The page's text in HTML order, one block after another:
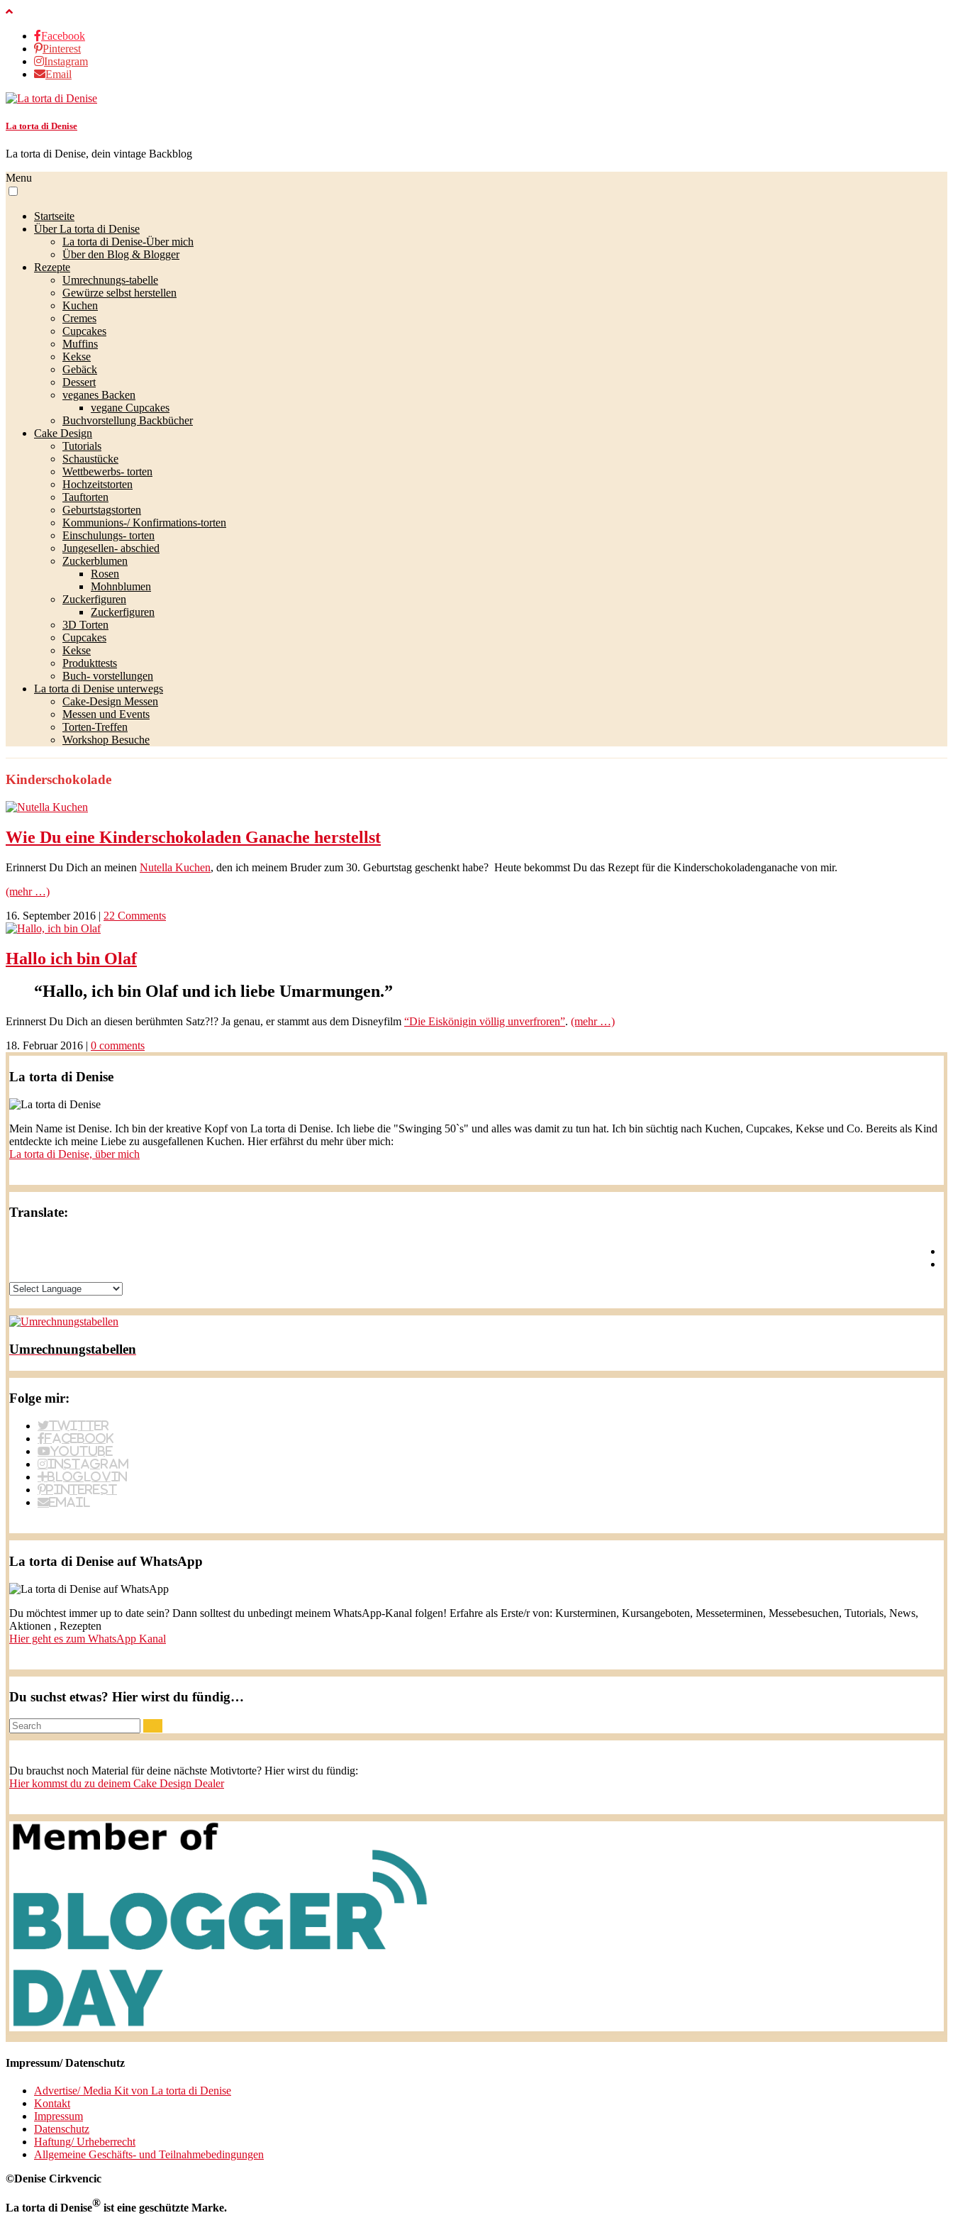
Facebook
Pinterest
Instagram
Email
La torta di Denise
La torta di Denise, dein vintage Backblog
Menu
Startseite
Über La torta di Denise
La torta di Denise-Über mich
Über den Blog & Blogger
Rezepte
Umrechnungs-tabelle
Gewürze selbst herstellen
Kuchen
Cremes
Cupcakes
Muffins
Kekse
Gebäck
Dessert
veganes Backen
vegane Cupcakes
Buchvorstellung Backbücher
Cake Design
Tutorials
Schaustücke
Wettbewerbs- torten
Hochzeitstorten
Tauftorten
Geburtstagstorten
Kommunions-/ Konfirmations-torten
Einschulungs- torten
Jungesellen- abschied
Zuckerblumen
Rosen
Mohnblumen
Zuckerfiguren
Zuckerfiguren
3D Torten
Cupcakes
Kekse
Produkttests
Buch- vorstellungen
La torta di Denise unterwegs
Cake-Design Messen
Messen und Events
Torten-Treffen
Workshop Besuche
Kinderschokolade
Wie Du eine Kinderschokoladen Ganache herstellst
Erinnerst Du Dich an meinen Nutella Kuchen, den ich meinem Bruder zum 30. Geburtstag geschenkt habe? Heute bekommst Du das Rezept für die Kinderschokoladenganache von mir.
(mehr …)
16. September 2016 | 22 Comments
Hallo ich bin Olaf
“Hallo, ich bin Olaf und ich liebe Umarmungen.”
Erinnerst Du Dich an diesen berühmten Satz?!? Ja genau, er stammt aus dem Disneyfilm “Die Eiskönigin völlig unverfroren”. (mehr …)
18. Februar 2016 | 0 comments
La torta di Denise
Mein Name ist Denise. Ich bin der kreative Kopf von La torta di Denise. Ich liebe die "Swinging 50`s" und alles was damit zu tun hat. Ich bin süchtig nach Kuchen, Cupcakes, Kekse und Co. Bereits als Kind
entdeckte ich meine Liebe zu ausgefallenen Kuchen. Hier erfährst du mehr über mich:
La torta di Denise, über mich
Translate:
Umrechnungstabellen
Folge mir:
Twitter
Facebook
YouTube
Instagram
BlogLovin
Pinterest
Email
La torta di Denise auf WhatsApp
Du möchtest immer up to date sein? Dann solltest du unbedingt meinem WhatsApp-Kanal folgen! Erfahre als Erste/r von: Kursterminen, Kursangeboten, Messeterminen, Messebesuchen, Tutorials, News,
Aktionen , Rezepten
Hier geht es zum WhatsApp Kanal
Du suchst etwas? Hier wirst du fündig…
Search:
Du brauchst noch Material für deine nächste Motivtorte? Hier wirst du fündig:
Hier kommst du zu deinem Cake Design Dealer
Impressum/ Datenschutz
Advertise/ Media Kit von La torta di Denise
Kontakt
Impressum
Datenschutz
Haftung/ Urheberrecht
Allgemeine Geschäfts- und Teilnahmebedingungen
©Denise Cirkvencic
La torta di Denise® ist eine geschützte Marke.